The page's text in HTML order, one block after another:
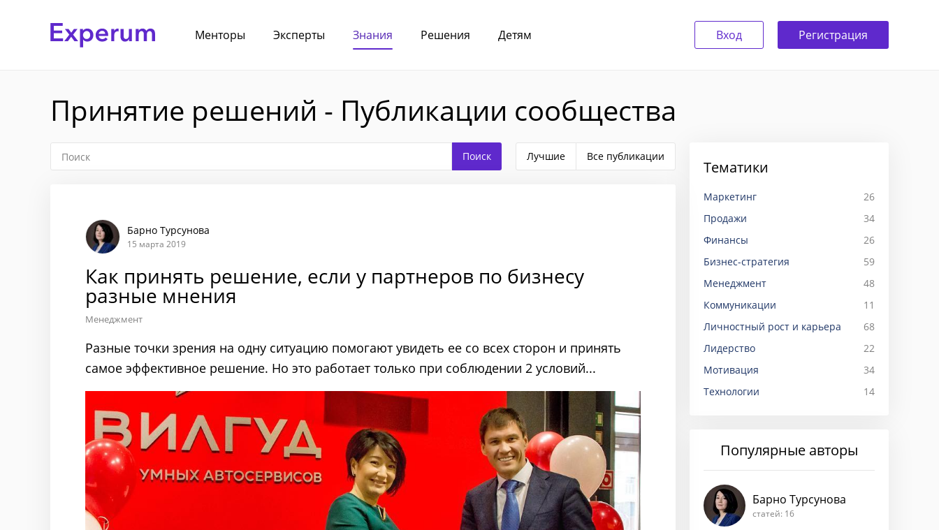
Менторы Эксперты Знания Решения Детям Вход Регистрация
Принятие решений - Публикации сообщества
Лучшие Все публикации
Барно Турсунова
15 марта 2019
Как принять решение, если у партнеров по бизнесу
разные мнения
Менеджмент
Разные точки зрения на одну ситуацию помогают увидеть ее со всех сторон и принять
самое эффективное решение. Но это работает только при соблюдении 2 условий...
Тематики
Маркетинг
26
Продажи
34
Финансы
26
Бизнес-стратегия
59
Менеджмент
48
Коммуникации
11
Личностный рост и карьера
68
Лидерство
22
Мотивация
34
Технологии
14
Популярные авторы
Барно Турсунова
статей: 16